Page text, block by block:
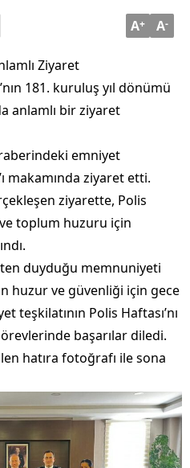
A+ A-
Ziyaret
181. kuruluş yıl dönümü
anlamlı bir ziyaret
emniyet
makamında ziyaret etti.
ziyarette, Polis
ve toplum huzuru için
duyduğu memnuniyeti
huzur ve güvenliği için gece
teşkilatının Polis Haftası’nı
başarılar diledi.
hatıra fotoğrafı ile sona